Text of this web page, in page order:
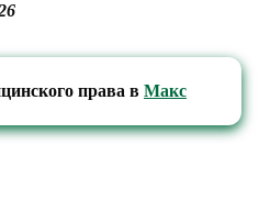
права в Макс